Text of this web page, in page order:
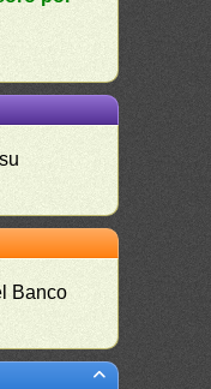
Banco